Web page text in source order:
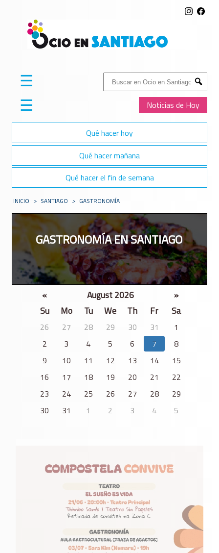
Buscar:
Submit
Noticias de Hoy
☰
☰
Qué hacer hoy
Qué hacer mañana
Qué hacer el fin de semana
INICIO > SANTIAGO > GASTRONOMÍA
GASTRONOMÍA EN SANTIAGO
« August 2026
»
Su
Mo Tu We Th Fr Sa
26 27 28 29 30 31
1
2
3 4 5 6 7
8
9
10 11 12 13 14
15
16
17 18 19 20 21
22
23
24 25 26 27 28
29
30
31 1 2 3 4 5